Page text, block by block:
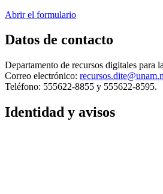
Abrir el formulario
Datos de contacto
Departamento de recursos digitales para
Correo electrónico:
Teléfono: 555622-8855 y 555622-8595.
Identidad y avisos